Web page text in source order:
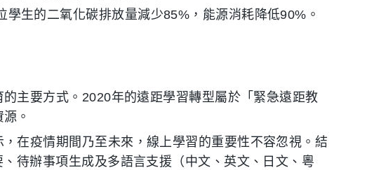
生的二氧化碳排放量減少85%，能源消耗降低90%。
主要方式。2020年的遠距學習轉型屬於「緊急遠距教
。
在疫情期間乃至未來，線上學習的重要性不容忽視。結
待辦事項生成及多語言支援（中文、英文、日文、粵